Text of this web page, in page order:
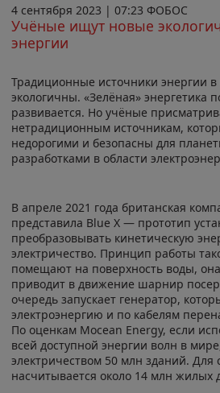
4 сентября 2023 | 07:23 ФОБОС
Учёные ищут новые
энергии
Традиционные источники энергии
экологичны. «Зелёная» энергетика
развивается. Но учёные
нетрадиционным источникам,
недорогими и безопасны для
разработками в области
В апреле 2021 года британская
представила Blue X — прототип
преобразовывать кинетическую
электричество. Принцип работы
помещают на поверхность воды,
приводит в движение шарнир
очередь запускает генератор,
электроэнергию и по кабелям
По оценкам Mocean Energy, если
всей доступной энергии волн в
электричеством 50 млн зданий. Для
насчитывается около 14 млн жилых